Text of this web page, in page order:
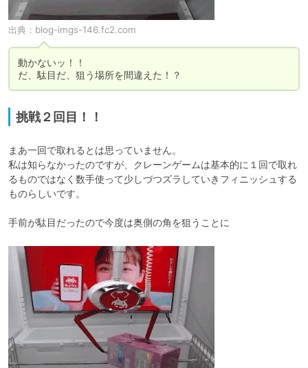
出典： blog-imgs-146.fc2.com
動かないッ！！
だ、駄目だ、狙う場所を間違えた！？
挑戦２回目！！
まあ一回で取れるとは思っていません。
私は知らなかったのですが、クレーンゲームは基本的に１回で取れ
るものではなく数手使って少しづつズラしていきフィニッシュする
ものらしいです。
手前が駄目だったので今度は奥側の角を狙うことに